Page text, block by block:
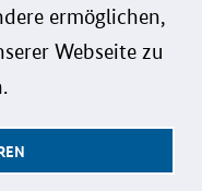
ermöglichen,
Webseite zu